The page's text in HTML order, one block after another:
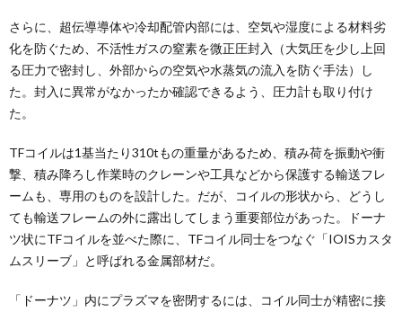
さらに、超伝導導体や冷却配管内部には、空気や湿度による材料劣
化を防ぐため、不活性ガスの窒素を微正圧封入（大気圧を少し上回
る圧力で密封し、外部からの空気や水蒸気の流入を防ぐ手法）し
た。封入に異常がなかったか確認できるよう、圧力計も取り付け
た。
TFコイルは1基当たり310tもの重量があるため、積み荷を振動や衝
撃、積み降ろし作業時のクレーンや工具などから保護する輸送フレ
ームも、専用のものを設計した。だが、コイルの形状から、どうし
ても輸送フレームの外に露出してしまう重要部位があった。ドーナ
ツ状にTFコイルを並べた際に、TFコイル同士をつなぐ「IOISカスタ
ムスリーブ」と呼ばれる金属部材だ。
「ドーナツ」内にプラズマを密閉するには、コイル同士が精密に接